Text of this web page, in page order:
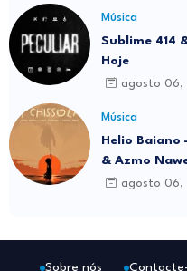
Música
Sublime 414
Hoje
agosto 06,
Música
Helio Baiano
& Azmo
agosto 06,
Sobre nós